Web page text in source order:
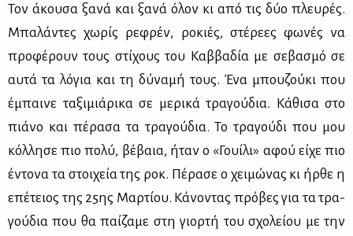
Τον άκου­σα ξα­νά και ξα­νά όλον κι από τις δύο πλευ­ρές.
Μπα­λά­ντες χω­ρίς ρε­φρέν, ρο­κιές, στέ­ρε­ες φω­νές να
προ­φέ­ρουν τους στί­χους του Καβ­βα­δία με σε­βα­σμό σε
αυ­τά τα λό­για και τη δύ­να­μή τους. Ένα μπου­ζού­κι που
έμπαι­νε τα­ξι­μιά­ρι­κα σε με­ρι­κά τρα­γού­δια. Κά­θι­σα στο
πιά­νο και πέ­ρα­σα τα τρα­γού­δια. Το τρα­γού­δι που μου
κόλ­λη­σε πιο πο­λύ, βέ­βαια, ήταν ο «Γουί­λι» αφού εί­χε πιο
έντο­να τα στοι­χεία της ροκ. Πέ­ρα­σε ο χει­μώ­νας κι ήρ­θε η
επέ­τειος της 25ης Μαρ­τί­ου. Κά­νο­ντας πρό­βες για τα τρα­
γού­δια που θα παί­ζα­με στη γιορ­τή του σχο­λεί­ου με την